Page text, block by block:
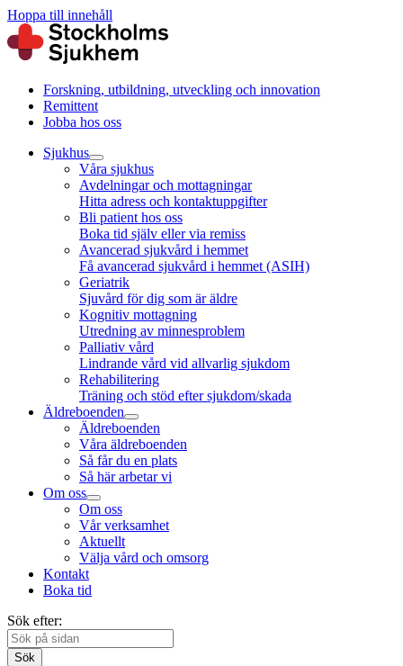
Hoppa till innehåll
Forskning, utbildning, utveckling och innovation
Remittent
Jobba hos oss
Sjukhus
Våra sjukhus
Avdelningar och mottagningar
Hitta adress och kontaktuppgifter
Bli patient hos oss
Boka tid själv eller via remiss
Avancerad sjukvård i hemmet
Få avancerad sjukvård i hemmet (ASIH)
Geriatrik
Sjuvård för dig som är äldre
Kognitiv mottagning
Utredning av minnesproblem
Palliativ vård
Lindrande vård vid allvarlig sjukdom
Rehabilitering
Träning och stöd efter sjukdom/skada
Äldreboenden
Äldreboenden
Våra äldreboenden
Så får du en plats
Så här arbetar vi
Om oss
Om oss
Vår verksamhet
Aktuellt
Välja vård och omsorg
Kontakt
Boka tid
Sök efter:
Sök